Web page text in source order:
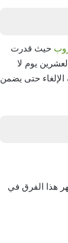
حيث قدرت
العشرين يوم لا
حتى يضمن
هذا الفرق في